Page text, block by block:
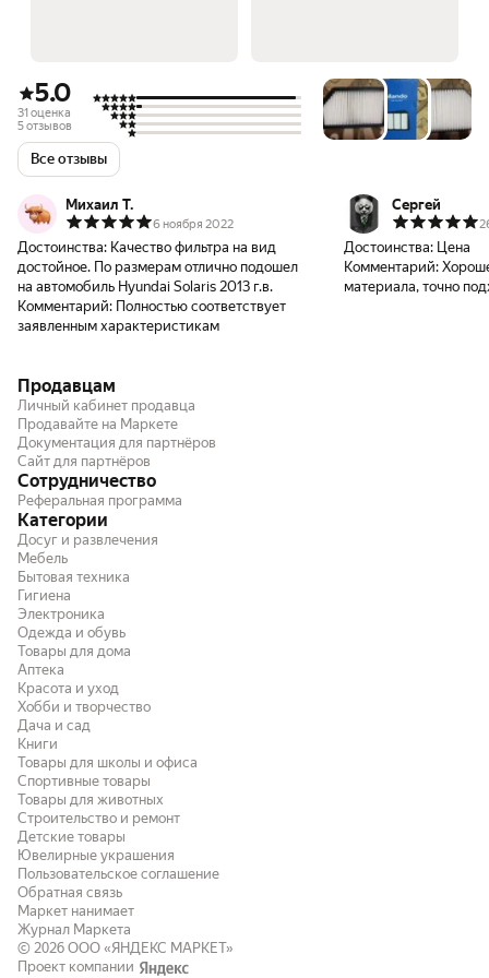
5.0
31 оценка
5 отзывов
Все отзывы
Михаил Т.
6 ноября 2022
Достоинства: Качество фильтра на вид
достойное. По размерам отлично подошел
на автомобиль Hyundai Solaris 2013 г.в.
Комментарий: Полностью соответствует
заявленным характеристикам
Сергей
Достоинства:
Цена
Комментарий:
материала, точно
Продавцам
Личный кабинет продавца
Продавайте на Маркете
Документация для партнёров
Сайт для партнёров
Сотрудничество
Реферальная программа
Категории
Досуг и развлечения
Мебель
Бытовая техника
Гигиена
Электроника
Одежда и обувь
Товары для дома
Аптека
Красота и уход
Хобби и творчество
Дача и сад
Книги
Товары для школы и офиса
Спортивные товары
Товары для животных
Строительство и ремонт
Детские товары
Ювелирные украшения
Пользовательское соглашение
Обратная связь
Маркет нанимает
Журнал Маркета
© 2026 ООО «ЯНДЕКС МАРКЕТ»
Проект компании